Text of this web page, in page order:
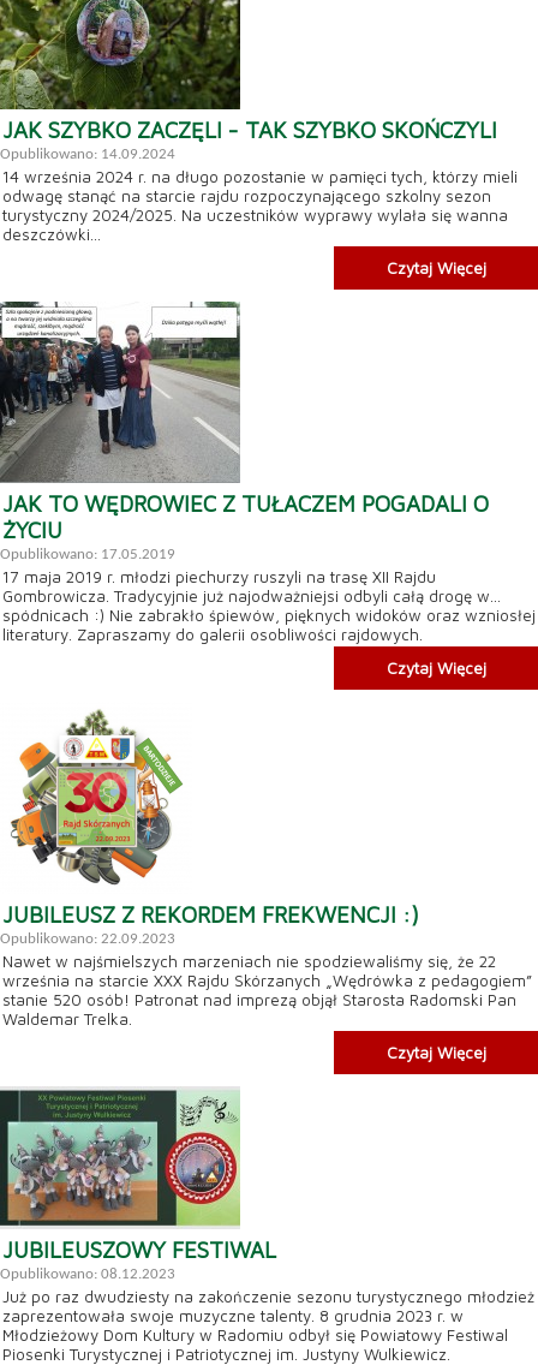
JAK SZYBKO ZACZĘLI - TAK SZYBKO SKOŃCZYLI
Opublikowano: 14.09.2024
14 września 2024 r. na długo pozostanie w pamięci tych, którzy mieli
odwagę stanąć na starcie rajdu rozpoczynającego szkolny sezon
turystyczny 2024/2025. Na uczestników wyprawy wylała się wanna
deszczówki...
Czytaj Więcej
JAK TO WĘDROWIEC Z TUŁACZEM POGADALI O
ŻYCIU
Opublikowano: 17.05.2019
17 maja 2019 r. młodzi piechurzy ruszyli na trasę XII Rajdu
Gombrowicza. Tradycyjnie już najodważniejsi odbyli całą drogę w...
spódnicach :) Nie zabrakło śpiewów, pięknych widoków oraz wzniosłej
literatury. Zapraszamy do galerii osobliwości rajdowych.
Czytaj Więcej
JUBILEUSZ Z REKORDEM FREKWENCJI :)
Opublikowano: 22.09.2023
Nawet w najśmielszych marzeniach nie spodziewaliśmy się, że 22
września na starcie XXX Rajdu Skórzanych „Wędrówka z pedagogiem”
stanie 520 osób! Patronat nad imprezą objął Starosta Radomski Pan
Waldemar Trelka.
Czytaj Więcej
JUBILEUSZOWY FESTIWAL
Opublikowano: 08.12.2023
Już po raz dwudziesty na zakończenie sezonu turystycznego młodzież
zaprezentowała swoje muzyczne talenty. 8 grudnia 2023 r. w
Młodzieżowy Dom Kultury w Radomiu odbył się Powiatowy Festiwal
Piosenki Turystycznej i Patriotycznej im. Justyny Wulkiewicz.